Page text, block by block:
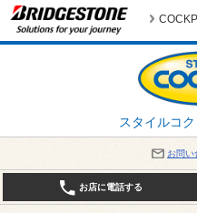
スタイルコ
お問い
お店に電話する